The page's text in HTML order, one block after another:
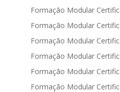
Formação Modular
Formação Modular
Formação Modular
Formação Modular
Formação Modular
Formação Modular